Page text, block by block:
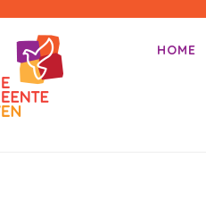
Primair
Spring
HOME